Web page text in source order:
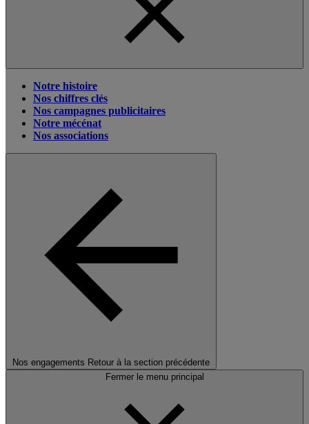
Notre histoire
Nos chiffres clés
Nos campagnes publicitaires
Notre mécénat
Nos associations
Nos engagements Retour à la section précédente
Fermer le menu principal